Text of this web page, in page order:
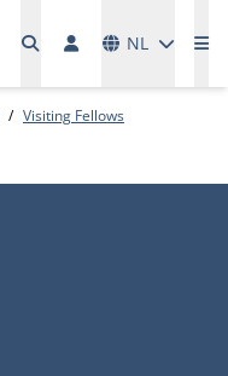
NL
Visiting Fellows